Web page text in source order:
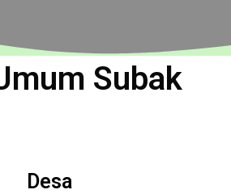
Subak
Desa